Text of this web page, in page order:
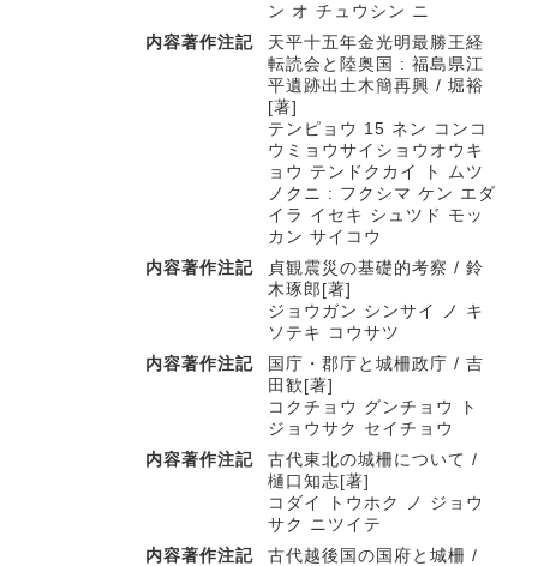
ン オ チュウシン ニ
内容著作注記
天平十五年金光明最勝王経
転読会と陸奥国 : 福島県江
平遺跡出土木簡再興 / 堀裕
[著]
テンピョウ 15 ネン コンコ
ウミョウサイショウオウキ
ョウ テンドクカイ ト ムツ
ノクニ : フクシマ ケン エダ
イラ イセキ シュツド モッ
カン サイコウ
内容著作注記
貞観震災の基礎的考察 / 鈴
木琢郎[著]
ジョウガン シンサイ ノ キ
ソテキ コウサツ
内容著作注記
国庁・郡庁と城柵政庁 / 吉
田歓[著]
コクチョウ グンチョウ ト
ジョウサク セイチョウ
内容著作注記
古代東北の城柵について /
樋口知志[著]
コダイ トウホク ノ ジョウ
サク ニツイテ
内容著作注記
古代越後国の国府と城柵 /